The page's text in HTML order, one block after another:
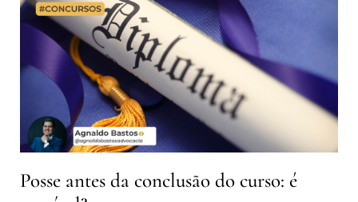
Posse antes da conclusão do curso: é